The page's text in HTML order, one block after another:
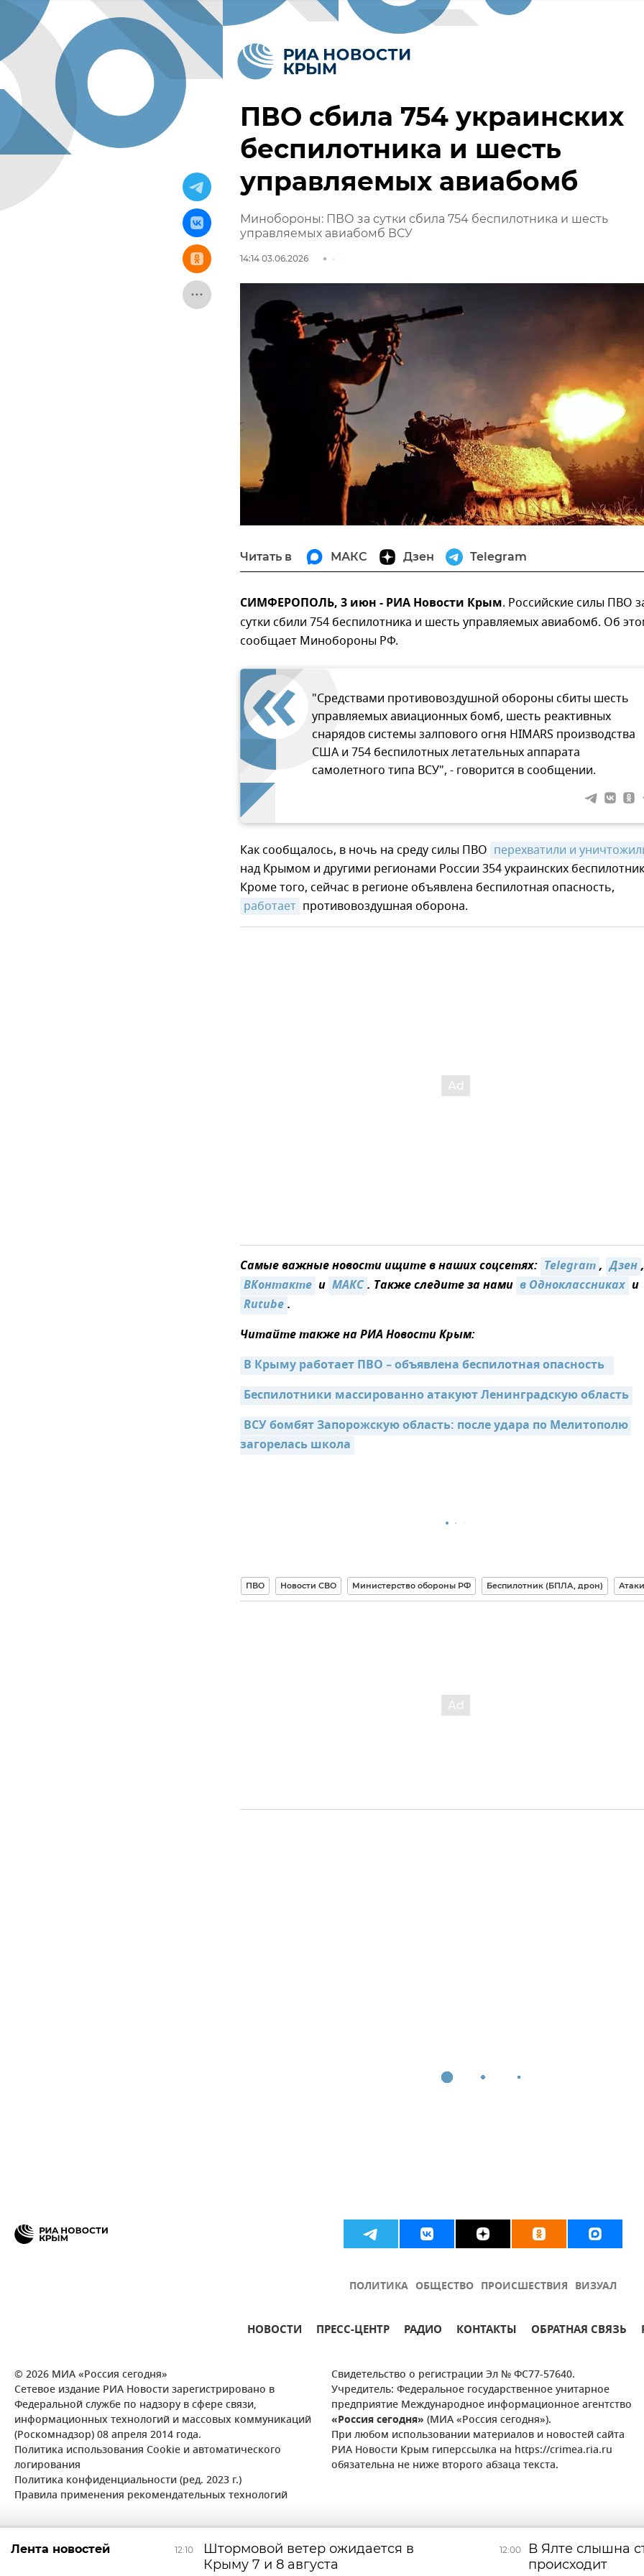
ПВО сбила 754 украинских
беспилотника и шесть
управляемых авиабомб
Минобороны: ПВО за сутки сбила 754 беспилотника и шесть
управляемых авиабомб ВСУ
14:14 03.06.2026
Читать в МАКС Дзен Telegram
СИМФЕРОПОЛЬ, 3 июн - РИА Новости Крым. Российские силы ПВО
сутки сбили 754 беспилотника и шесть управляемых авиабомб. Об
сообщает Минобороны РФ.
"Средствами противовоздушной обороны сбиты шесть
управляемых авиационных бомб, шесть реактивных
снарядов системы залпового огня HIMARS производства
США и 754 беспилотных летательных аппарата
самолетного типа ВСУ", - говорится в сообщении.
Как сообщалось, в ночь на среду силы ПВО перехватили и
над Крымом и другими регионами России 354 украинских
Кроме того, сейчас в регионе объявлена беспилотная опасность,
работает противовоздушная оборона.
Самые важные новости ищите в наших соцсетях: Telegram, Дзен,
ВКонтакте и MAКС. Также следите за нами в Одноклассниках и
Rutube.
Читайте также на РИА Новости Крым:
В Крыму работает ПВО – объявлена беспилотная опасность
Беспилотники массированно атакуют Ленинградскую область
ВСУ бомбят Запорожскую область: после удара по Мелитополю
загорелась школа
ПВО Новости СВО Министерство обороны РФ Беспилотник (БПЛА, дрон)
ПОЛИТИКА ОБЩЕСТВО ПРОИСШЕСТВИЯ ВИЗУАЛ
НОВОСТИ ПРЕСС-ЦЕНТР РАДИО КОНТАКТЫ ОБРАТНАЯ СВЯЗЬ
© 2026 МИА «Россия сегодня»
Сетевое издание РИА Новости зарегистрировано в
Федеральной службе по надзору в сфере связи,
информационных технологий и массовых коммуникаций
(Роскомнадзор) 08 апреля 2014 года.
Политика использования Cookie и автоматического
логирования
Политика конфиденциальности (ред. 2023 г.)
Правила применения рекомендательных технологий
Свидетельство о регистрации Эл № ФС77-57640.
Учредитель: Федеральное государственное унитарное
предприятие Международное информационное агентство
«Россия сегодня» (МИА «Россия сегодня»).
При любом использовании материалов и новостей сайта
РИА Новости Крым гиперссылка на https://crimea.ria.ru
обязательна не ниже второго абзаца текста.
12:10
Штормовой ветер ожидается в
Крыму 7 и 8 августа
12:00
В Ялте слышна
происходит
Лента новостей